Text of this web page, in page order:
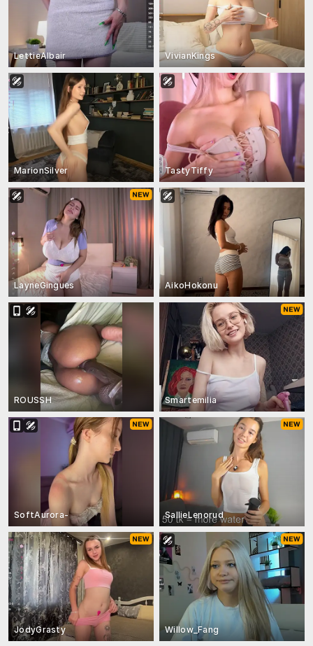
LettieAlbair VivianKings
MarionSilver TastyTiffy
LayneGingues AikoHokonu
ROUSSH Smartemilia
SoftAurora- SallieLenorud
JodyGrasty Willow_Fang